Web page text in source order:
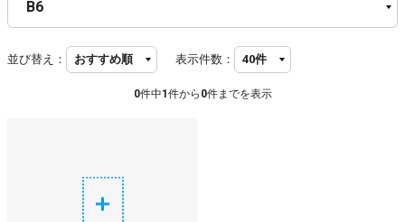
並び替え： 表示件数：
0件中1 件から 0件までを表示